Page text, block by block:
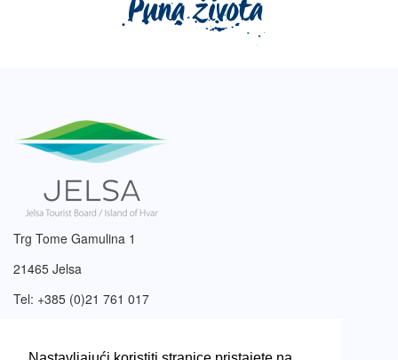
Trg Tome Gamulina 1
21465 Jelsa
Tel: +385 (0)21 761 017